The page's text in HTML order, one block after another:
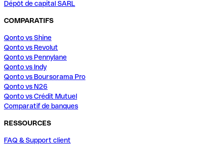
Dépôt de capital SARL
COMPARATIFS
Qonto vs Shine
Qonto vs Revolut
Qonto vs Pennylane
Qonto vs Indy
Qonto vs Boursorama Pro
Qonto vs N26
Qonto vs Crédit Mutuel
Comparatif de banques
RESSOURCES
FAQ & Support client